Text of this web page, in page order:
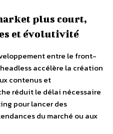
plus court,
et évolutivité
entre le front-
accélère la création
contenus et
réduit le délai nécessaire
pour lancer des
du marché ou aux